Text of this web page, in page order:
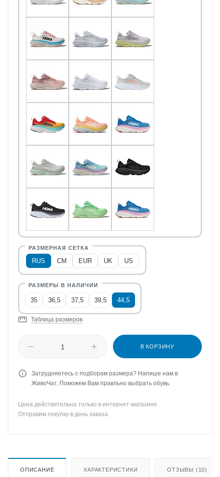
RUS CM EUR UK US
35 36,5 37,5 39,5 44,5
Таблица размеров
В КОРЗИНУ
Затрудняетесь с подборам размера? Напише нам в
ЖивоЧат. Поможем Вам правльно выбрать обувь.
Цена действительна только в интернет-магазине.
Отправим покупку в день заказа
ОПИСАНИЕ ХАРАКТЕРИСТИКИ ОТЗЫВЫ (10)